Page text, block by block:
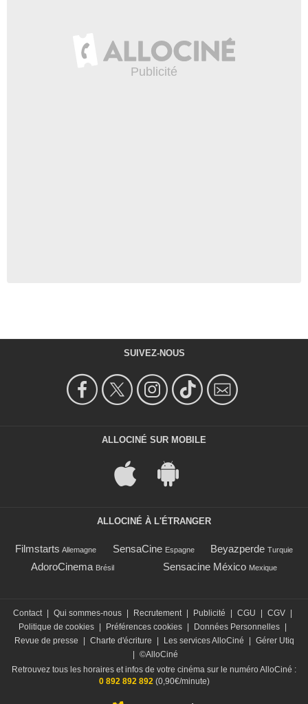
SUIVEZ-NOUS
ALLOCINÉ SUR MOBILE
ALLOCINÉ À L'ÉTRANGER
Filmstarts Allemagne SensaCine Espagne Beyazperde Turquie
AdoroCinema Brésil Sensacine México Mexique
Contact Qui sommes-nous Recrutement Publicité CGU CGV
Politique de cookies
Préférences cookies Données Personnelles
Revue de presse
Charte d'écriture Les services AlloCiné
Gérer Utiq
©AlloCiné
Retrouvez tous les horaires et infos de votre cinéma sur le numéro AlloCiné :
0 892 892 892(0,90€/minute)